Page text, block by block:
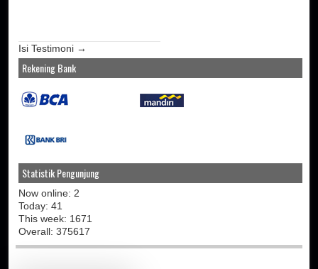
Isi Testimoni →
Rekening Bank
Statistik Pengunjung
Now online: 2
Today: 41
This week: 1671
Overall: 375617